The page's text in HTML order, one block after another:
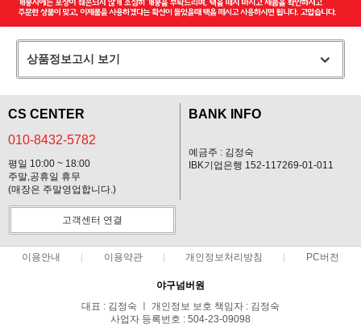
상품정보고시 보기
CS CENTER
010-8432-5782
평일 10:00 ~ 18:00
주말,공휴일 휴무
(매장은 주말영업합니다.)
BANK INFO
예금주 : 김정숙
IBK기업은행 152-117269-01-011
고객센터 연결
이용안내 이용약관 개인정보처리방침 PC버전
야구넘버원
대표 : 김정숙 ㅣ 개인정보 보호 책임자 : 김정숙
사업자 등록번호 : 504-23-09098